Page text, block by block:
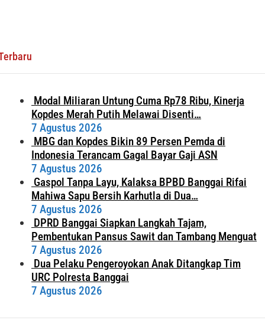
Modal Miliaran Untung Cuma Rp78 Ribu, Kinerja
Kopdes Merah Putih Melawai Disenti…
7 Agustus 2026
MBG dan Kopdes Bikin 89 Persen Pemda di
Indonesia Terancam Gagal Bayar Gaji ASN
7 Agustus 2026
Gaspol Tanpa Layu, Kalaksa BPBD Banggai Rifai
Mahiwa Sapu Bersih Karhutla di Dua…
7 Agustus 2026
DPRD Banggai Siapkan Langkah Tajam,
Pembentukan Pansus Sawit dan Tambang Menguat
7 Agustus 2026
Dua Pelaku Pengeroyokan Anak Ditangkap Tim
URC Polresta Banggai
7 Agustus 2026